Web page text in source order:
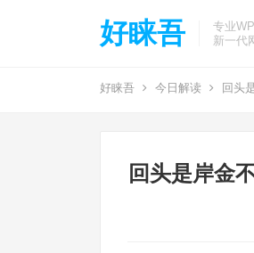
好睐吾
专业
新一代
好睐吾 今日解读 回头
回头是岸金